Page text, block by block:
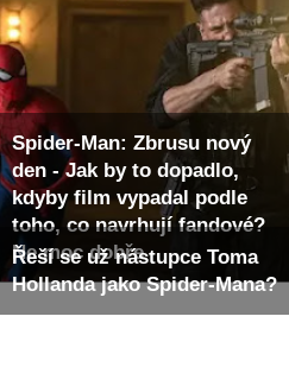
Spider-Man: Zbrusu nový
den - Jak by to dopadlo,
kdyby film vypadal podle
toho, co navrhují fandové?
Ne moc dobře
Řeší se už nástupce Toma
Hollanda jako Spider-Mana?